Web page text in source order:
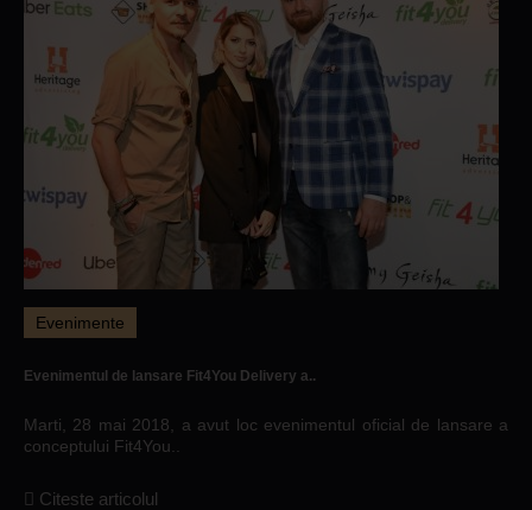
Evenimente
Evenimentul de lansare Fit4You Delivery a..
Marti, 28 mai 2018, a avut loc evenimentul oficial de lansare a
conceptului Fit4You..
Citeste articolul